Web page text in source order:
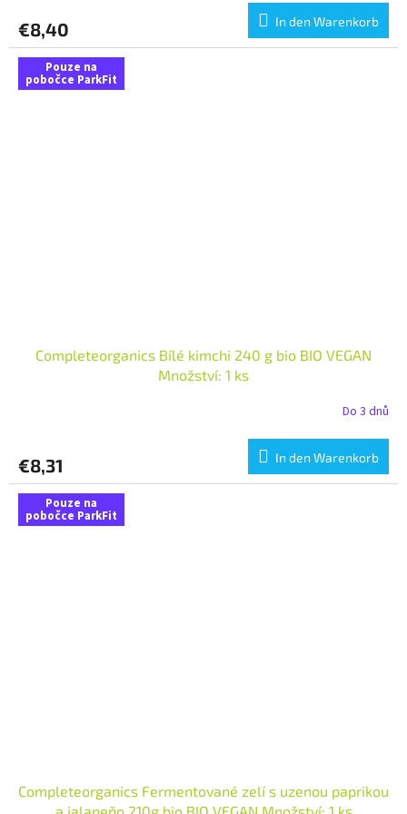
€8,40 In den Warenkorb
Pouze na
pobočce ParkFit
Completeorganics Bílé kimchi 240 g bio BIO VEGAN
Množství: 1 ks
Do 3 dnů
€8,31 In den Warenkorb
Pouze na
pobočce ParkFit
Completeorganics Fermentované zelí s uzenou paprikou